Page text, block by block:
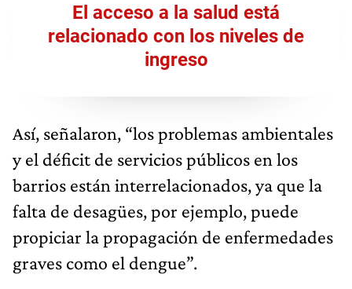
El acceso a la salud está
relacionado con los niveles de
ingreso
Así, señalaron, “los problemas ambientales
y el déficit de servicios públicos en los
barrios están interrelacionados, ya que la
falta de desagües, por ejemplo, puede
propiciar la propagación de enfermedades
graves como el dengue”.